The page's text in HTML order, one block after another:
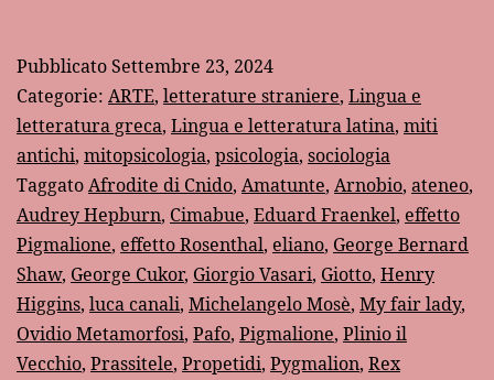
Pigmalione
PubblicatoSettembre 23, 2024
Categorie: ARTE, letterature straniere, Lingua e
letteratura greca, Lingua e letteratura latina, miti
antichi, mitopsicologia, psicologia, sociologia
TaggatoAfrodite di Cnido, Amatunte, Arnobio, ateneo,
Audrey Hepburn, Cimabue, Eduard Fraenkel, effetto
Pigmalione, effetto Rosenthal, eliano, George Bernard
Shaw, George Cukor, Giorgio Vasari, Giotto, Henry
Higgins, luca canali, Michelangelo Mosè, My fair lady,
Ovidio Metamorfosi, Pafo, Pigmalione, Plinio il
Vecchio, Prassitele, Propetidi, Pygmalion, Rex